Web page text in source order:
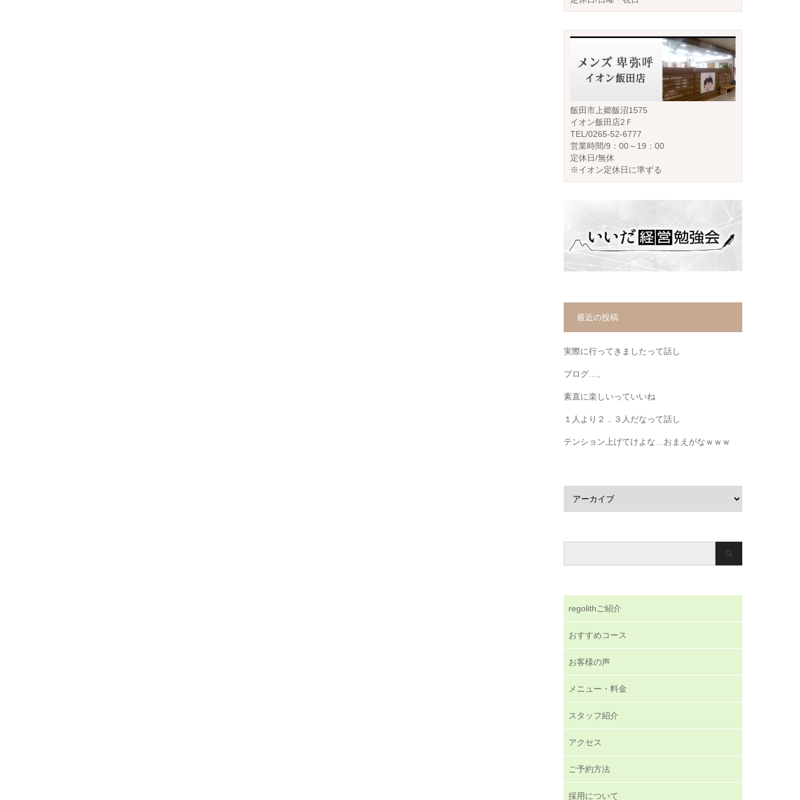
飯田市上郷飯沼1575
イオン飯田店2Ｆ
TEL/0265-52-6777
営業時間/9：00～19：00
定休日/無休
※イオン定休日に準ずる
最近の投稿
実際に行ってきましたって話し
ブログ…。
素直に楽しいっていいね
１人より２．３人だなって話し
テンション上げてけよな…おまえがなｗｗｗ
regolithご紹介
おすすめコース
お客様の声
メニュー・料金
スタッフ紹介
アクセス
ご予約方法
採用について